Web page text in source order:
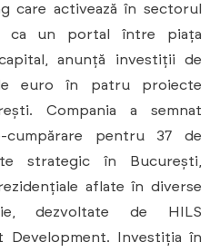
care activează în sectorul
ca un portal între piața
anunță investiții de
euro în patru proiecte
Compania a semnat
cumpărare pentru 37 de
strategic în București,
aflate în diverse
dezvoltate de HILS
Development. Investiția în